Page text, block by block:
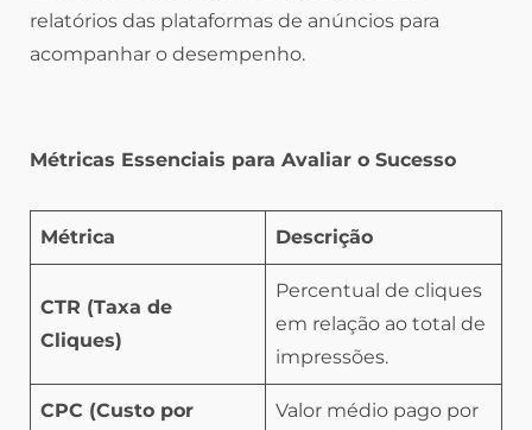
relatórios das plataformas de anúncios para
acompanhar o desempenho.
Métricas Essenciais para Avaliar o Sucesso
Métrica Descrição
CTR (Taxa de
Cliques)
Percentual de cliques
em relação ao total de
impressões.
CPC (Custo por
Valor médio pago por